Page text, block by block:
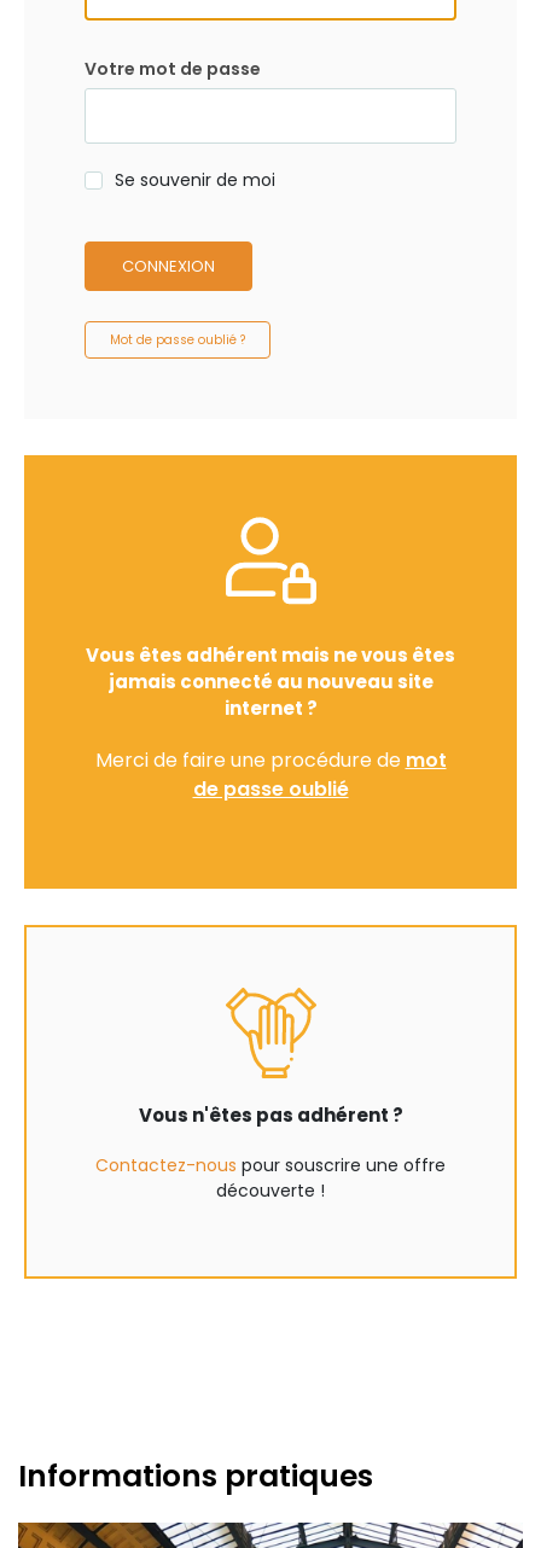
Votre mot de passe
Se souvenir de moi
CONNEXION
Mot de passe oublié ?
Vous êtes adhérent mais ne vous êtes
jamais connecté au nouveau site
internet ?
Merci de faire une procédure de mot
de passe oublié
Vous n'êtes pas adhérent ?
Contactez-nous pour souscrire une offre
découverte !
Informations pratiques